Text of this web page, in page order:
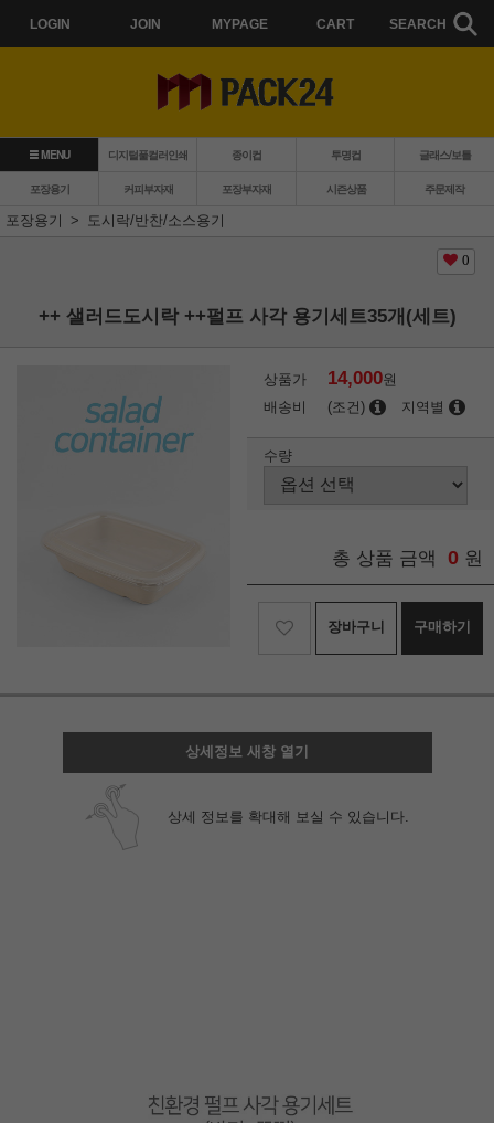
LOGIN JOIN MYPAGE CART SEARCH
MENU 디지털풀컬러인쇄 종이컵 투명컵 글래스/보틀
포장용기 커피부자재 포장부자재 시즌상품
주문제작
포장용기
도시락/반찬/소스용기
0
++ 샐러드도시락 ++펄프 사각 용기세트35개(세트)
상품가 14,000원
배송비
(조건) 지역별
수량
총 상품 금액 0 원
장바구니 구매하기
상세정보 새창 열기
상세 정보를 확대해 보실 수 있습니다.